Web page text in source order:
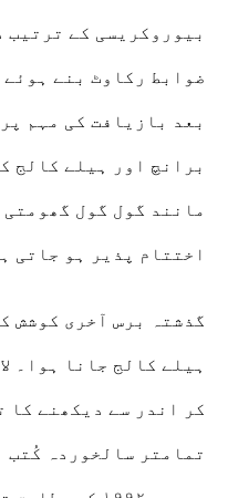
بیوروکریسی کے
ضوابط رکاوٹ بنے
بعد بازیافت کی مہم
برانچ اور ہیلے کالج
مانند گول گول
اختتام پذیر ہو جاتی
گذشتہ برس آخری کوشش
ہیلے کالج جانا ہوا۔
کر اندر سے دیکھنے کا
تمامتر سالخوردہ